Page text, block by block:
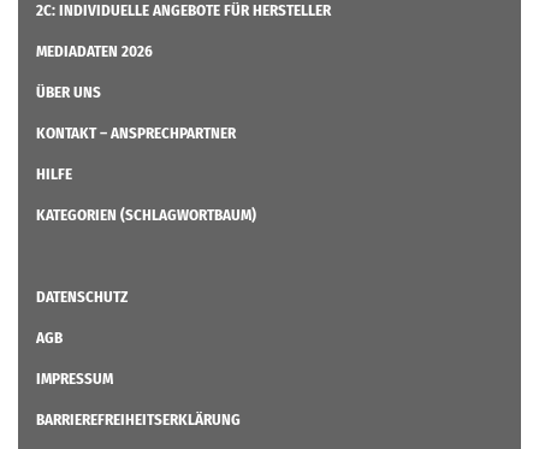
2C: INDIVIDUELLE ANGEBOTE FÜR HERSTELLER
MEDIADATEN 2026
ÜBER UNS
KONTAKT – ANSPRECHPARTNER
HILFE
KATEGORIEN (SCHLAGWORTBAUM)
DATENSCHUTZ
AGB
IMPRESSUM
BARRIEREFREIHEITSERKLÄRUNG